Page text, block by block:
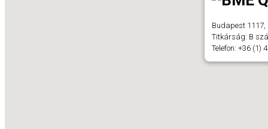
Budapest
Titkárság: B
Telefon: +36 (1)